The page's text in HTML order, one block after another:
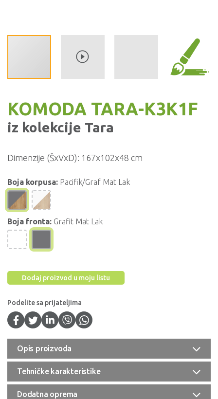
KOMODA TARA-K3K1F
iz kolekcije Tara
Dimenzije (ŠxVxD): 167x102x48 cm
Boja korpusa: Pacifik/Graf Mat Lak
Boja fronta: Grafit Mat Lak
Dodaj proizvod u moju listu
Podelite sa prijateljima
Opis proizvoda
Tehničke karakteristike
Dodatna oprema